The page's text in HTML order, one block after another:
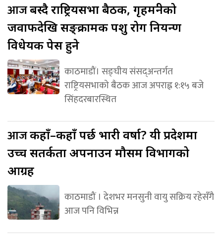
आजबस्दै राष्ट्रियसभा बैठक, गृहमन्त्रीको
जवाफदेखि सङ्क्रामक पशु रोग नियन्त्रण
विधेयक पेस हुने
काठमाडौं। सङ्घीय संसद्अन्तर्गत
राष्ट्रियसभाको बैठक आज अपराह्न १:१५ बजे
सिंहदरबारस्थित
आजकहाँ–कहाँ पर्छ भारी वर्षा? यी प्रदेशमा
उच्च सतर्कता अपनाउन मौसम विभागको
आग्रह
काठमाडौं । देशभर मनसुनी वायु सक्रिय रहेसँगै
आज पनि विभिन्न